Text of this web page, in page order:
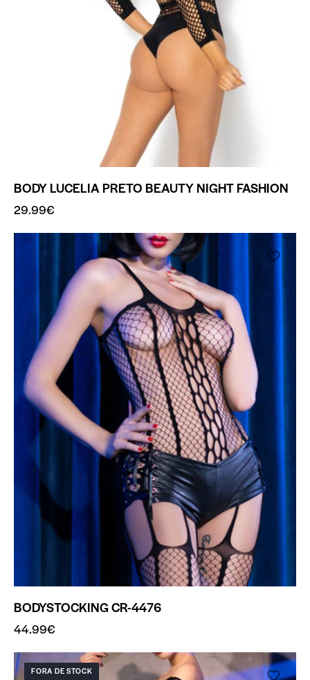
BODY LUCELIA PRETO BEAUTY NIGHT FASHION
29.99€
BODYSTOCKING CR-4476
44.99€
FORA DE STOCK